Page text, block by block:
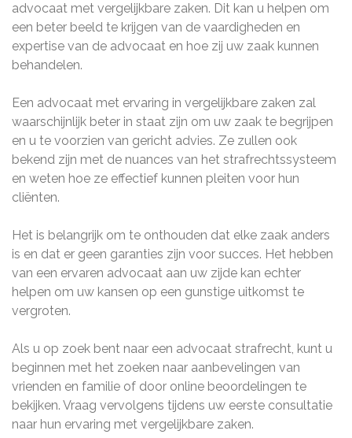
advocaat met vergelijkbare zaken. Dit kan u helpen om
een beter beeld te krijgen van de vaardigheden en
expertise van de advocaat en hoe zij uw zaak kunnen
behandelen.
Een advocaat met ervaring in vergelijkbare zaken zal
waarschijnlijk beter in staat zijn om uw zaak te begrijpen
en u te voorzien van gericht advies. Ze zullen ook
bekend zijn met de nuances van het strafrechtssysteem
en weten hoe ze effectief kunnen pleiten voor hun
cliënten.
Het is belangrijk om te onthouden dat elke zaak anders
is en dat er geen garanties zijn voor succes. Het hebben
van een ervaren advocaat aan uw zijde kan echter
helpen om uw kansen op een gunstige uitkomst te
vergroten.
Als u op zoek bent naar een advocaat strafrecht, kunt u
beginnen met het zoeken naar aanbevelingen van
vrienden en familie of door online beoordelingen te
bekijken. Vraag vervolgens tijdens uw eerste consultatie
naar hun ervaring met vergelijkbare zaken.